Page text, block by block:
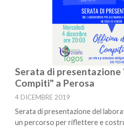
Serata di
Compiti" a Perosa
4 DICEMBRE 2019
Serata di presentazione del
un percorso per riflettere e